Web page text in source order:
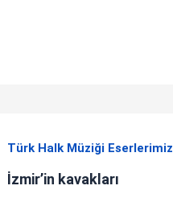
Türk Halk Müziği Eserlerimiz
İzmir’in kavakları